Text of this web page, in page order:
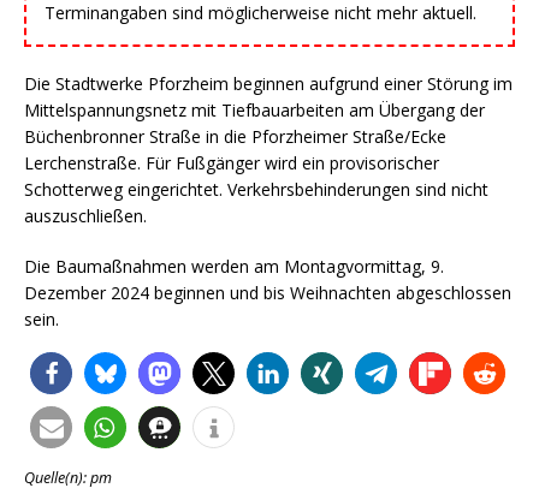
Terminangaben sind möglicherweise nicht mehr aktuell.
Die Stadtwerke Pforzheim beginnen aufgrund einer Störung im
Mittelspannungsnetz mit Tiefbauarbeiten am Übergang der
Büchenbronner Straße in die Pforzheimer Straße/Ecke
Lerchenstraße. Für Fußgänger wird ein provisorischer
Schotterweg eingerichtet. Verkehrsbehinderungen sind nicht
auszuschließen.
Die Baumaßnahmen werden am Montagvormittag, 9.
Dezember 2024 beginnen und bis Weihnachten abgeschlossen
sein.
Quelle(n): pm